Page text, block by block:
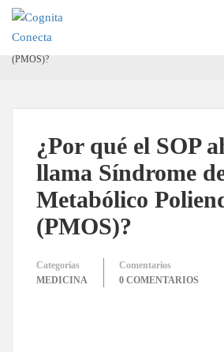
Inicio Blog
¿Por qué el SOP ahora se llama Síndrome de Ovario
(PMOS)?
¿Por qué el SOP
llama Síndrome
Metabólico
(PMOS)?
Categorías
MEDICINA
Comentarios
0 COMENTARIOS